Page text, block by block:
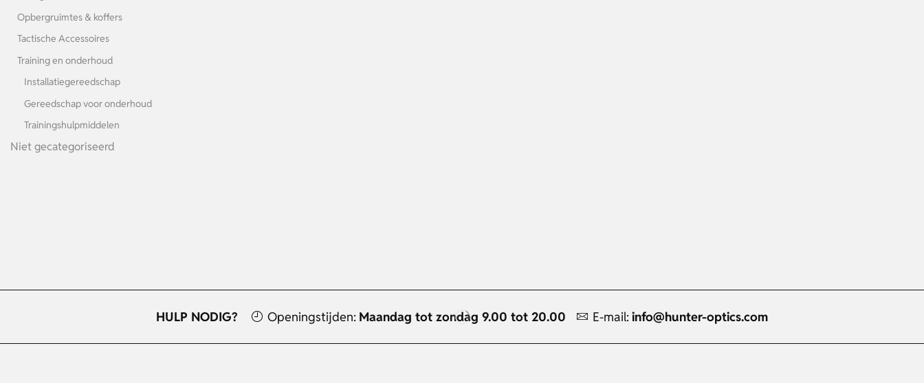
Opbergruimtes & koffers
Tactische Accessoires
Training en onderhoud
Installatiegereedschap
Gereedschap voor onderhoud
Trainingshulpmiddelen
Niet gecategoriseerd
HULP NODIG? Openingstijden: Maandag tot zondag 9.00 tot 20.00 E-mail: info@hunter-optics.com